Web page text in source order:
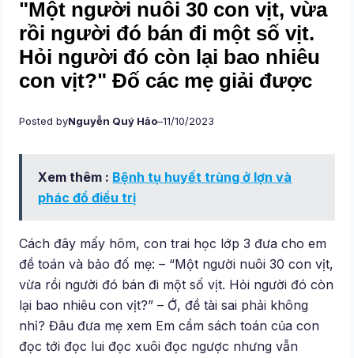
"Một người nuôi 30 con vịt, vừa
rồi người đó bán đi một số vịt.
Hỏi người đó còn lại bao nhiêu
con vịt?" Đố các mẹ giải được
Posted byNguyễn Quý Hảo–11/10/2023
Xem thêm : Bệnh tụ huyết trùng ở lợn và
phác đồ điều trị
Cách đây mấy hôm, con trai học lớp 3 đưa cho em
đề toán và bảo đố mẹ: – “Một người nuôi 30 con vịt,
vừa rồi người đó bán đi một số vịt. Hỏi người đó còn
lại bao nhiêu con vịt?” – Ớ, đề tài sai phải không
nhỉ? Đâu đưa mẹ xem Em cầm sách toán của con
đọc tới đọc lui đọc xuôi đọc ngược nhưng vẫn